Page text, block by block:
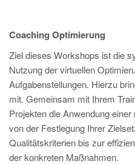
Coaching Optimierung
Ziel dieses Workshops ist die
Nutzung der virtuellen
Aufgabenstellungen. Hierzu
mit. Gemeinsam mit Ihrem
Projekten die Anwendung
von der Festlegung Ihrer
Qualitätskriterien bis zur
der konkreten Maßnahmen.